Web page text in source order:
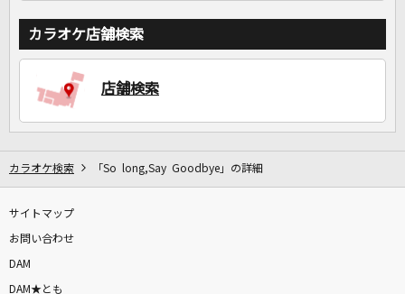
カラオケ店舗検索
店舗検索
カラオケ検索 「So long,Say Goodbye」の詳細
サイトマップ
お問い合わせ
DAM
DAM★とも